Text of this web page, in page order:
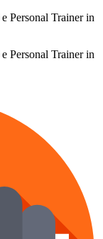
Personal Trainer in
Personal Trainer in